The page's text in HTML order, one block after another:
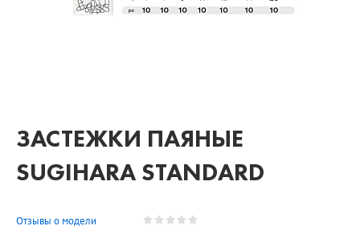
ЗАСТЕЖКИ ПАЯНЫЕ
SUGIHARA STANDARD
Отзывы о модели